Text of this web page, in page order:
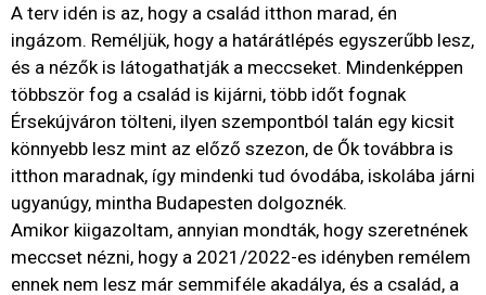
A terv idén is az, hogy a család itthon marad, én
ingázom. Reméljük, hogy a határátlépés egyszerűbb lesz,
és a nézők is látogathatják a meccseket. Mindenképpen
többször fog a család is kijárni, több időt fognak
Érsekújváron tölteni, ilyen szempontból talán egy kicsit
könnyebb lesz mint az előző szezon, de Ők továbbra is
itthon maradnak, így mindenki tud óvodába, iskolába járni
ugyanúgy, mintha Budapesten dolgoznék.
Amikor kiigazoltam, annyian mondták, hogy szeretnének
meccset nézni, hogy a 2021/2022-es idényben remélem
ennek nem lesz már semmiféle akadálya, és a család, a